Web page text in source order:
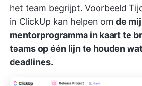
het team begrijpt. Voorbeeld
in ClickUp kan helpen om de
mentorprogramma in kaart te
teams op één lijn te houden
deadlines.